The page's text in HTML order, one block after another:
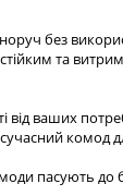
без
та
ваших
комод
пасують до